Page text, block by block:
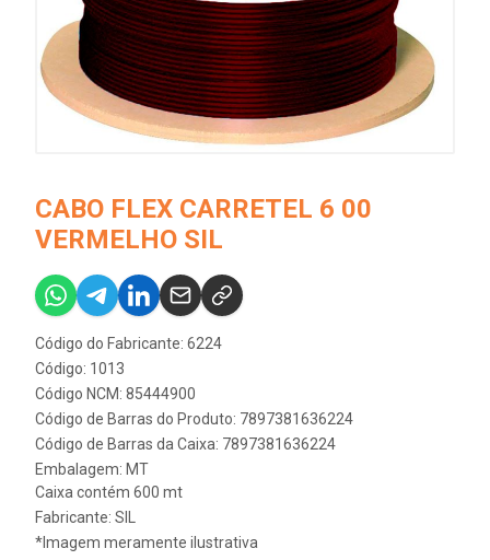
CABO FLEX CARRETEL 6 00
VERMELHO SIL
Código do Fabricante: 6224
Código: 1013
Código NCM: 85444900
Código de Barras do Produto: 7897381636224
Código de Barras da Caixa: 7897381636224
Embalagem: MT
Caixa contém 600 mt
Fabricante: SIL
*Imagem meramente ilustrativa